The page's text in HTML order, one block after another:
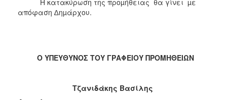
απόφαση ∆ηµάρχου.
Ο ΥΠΕΥΘΥΝΟΣ ΤΟΥ ΓΡΑΦΕΙΟΥ ΠΡΟΜΗΘΕΙΩΝ
Τζανιδάκης Βασίλης